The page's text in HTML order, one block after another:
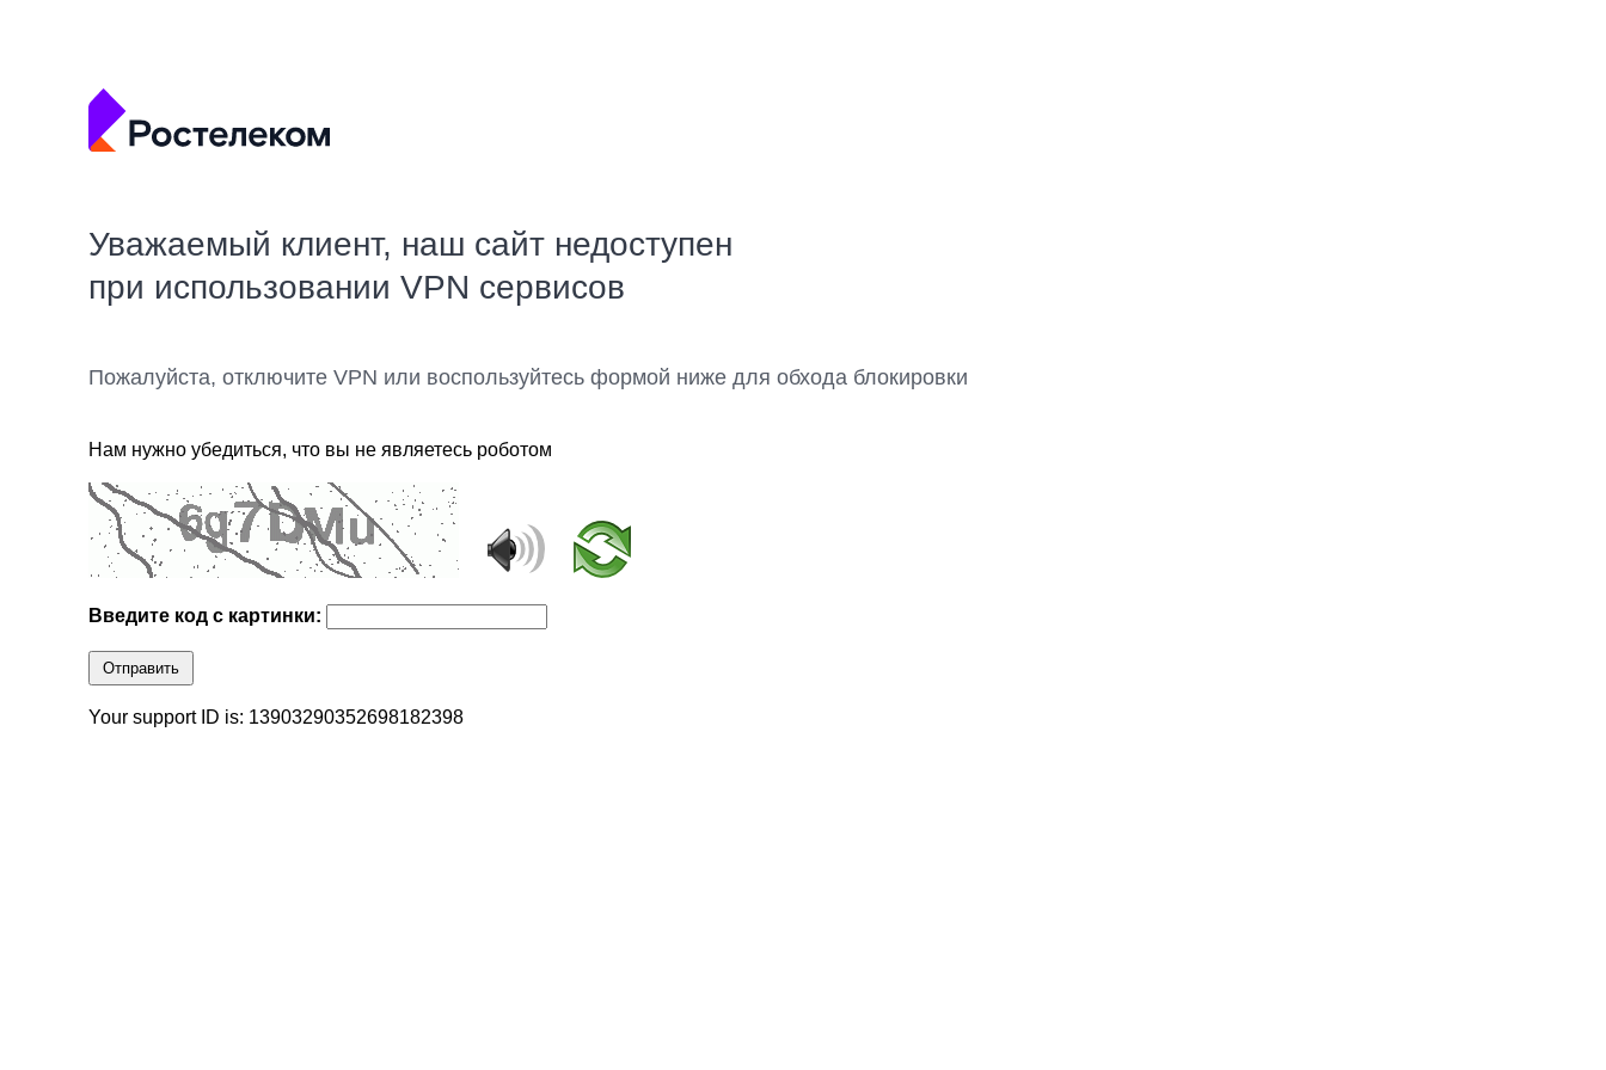
Уважаемый клиент, наш сайт недоступен
при использовании VPN сервисов
Пожалуйста, отключите VPN или воспользуйтесь формой ниже для обхода блокировки
Нам нужно убедиться, что вы не являетесь роботом
Введите код с картинки:
Отправить
Your support ID is: 13903290352698182398